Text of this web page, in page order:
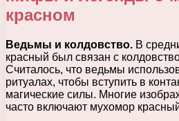
красном
Ведьмы и колдовство. В
красный был связан с
Считалось, что ведьмы
ритуалах, чтобы вступить в
магические силы. Многие
часто включают мухомор